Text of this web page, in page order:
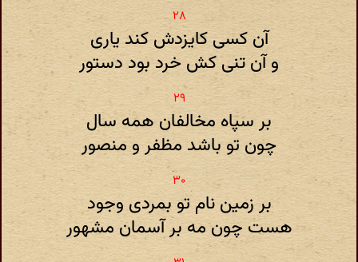
آن کسی کایزدش کند یاری
و آن تنی کش خرد بود دستور
بر سپاه مخالفان همه سال
چون تو باشد مظفر و منصور
بر زمین نام تو بمردی وجود
هست چون مه بر آسمان مشهور